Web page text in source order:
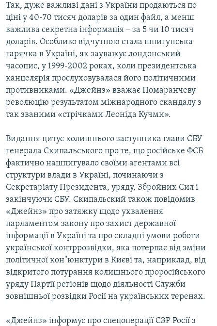
Так, дуже важливі дані з України продаються по
ціні у 40-70 тисяч доларів за один файл, а менш
важлива секретна інформація – за 5 чи 10 тисяч
доларів. Особливо відчутною стала шпигунська
гарячка в Україні, як зауважує лондонський
часопис, у 1999-2002 роках, коли президентська
канцелярія прослуховувалася його політичними
противниками. «Джейнз» вважає Помаранчеву
революцію результатом міжнародного скандалу з
так званими «стрічками Леоніда Кучми».
Видання цитує колишнього заступника глави СБУ
генерала Скипальського про те, що російське ФСБ
фактично нашпигувало своїми агентами всі
структури влади в Україні, починаючи з
Секретаріату Президента, уряду, Збройних Сил і
закінчуючи СБУ. Скипальский також повідомив
«Джейнз» про затяжку щодо ухвалення
парламентом закону про захист державної
інформації в Україні та про складні умови роботи
української контррозвідки, яка потерпає від зміни
політичної кон''юнктури в Києві та, наприклад, від
відкритого потурання колишнього проросійського
уряду Партії регіонів щодо діяльності Служби
зовнішньої розвідки Росії на українських теренах.
«Джейнз» інформує про спецоперації СЗР Росії з